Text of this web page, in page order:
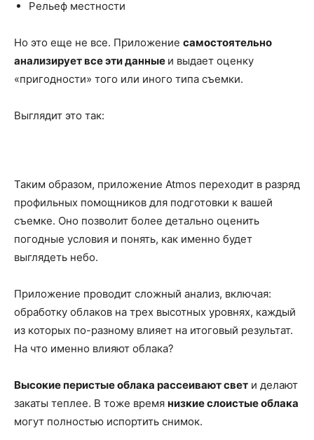
Рельеф местности
Но это еще не все. Приложение самостоятельно
анализирует все эти данные и выдает оценку
«пригодности» того или иного типа съемки.
Выглядит это так:
Таким образом, приложение Atmos переходит в разряд
профильных помощников для подготовки к вашей
съемке. Оно позволит более детально оценить
погодные условия и понять, как именно будет
выглядеть небо.
Приложение проводит сложный анализ, включая:
обработку облаков на трех высотных уровнях, каждый
из которых по-разному влияет на итоговый результат.
На что именно влияют облака?
Высокие перистые облака рассеивают свет и делают
закаты теплее. В тоже время низкие слоистые облака
могут полностью испортить снимок.